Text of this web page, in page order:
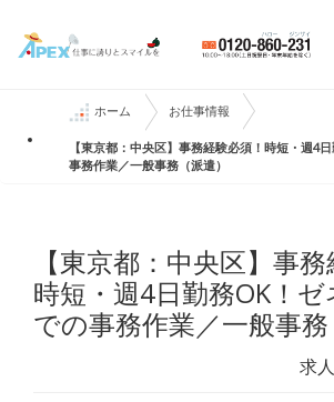
ホーム お仕事情報
【東京都：中央区】事務経験必須！時短・週4
事務作業／一般事務（派遣）
【東京都：中央区】事務
時短・週4日勤務OK！
での事務作業／一般事務
求